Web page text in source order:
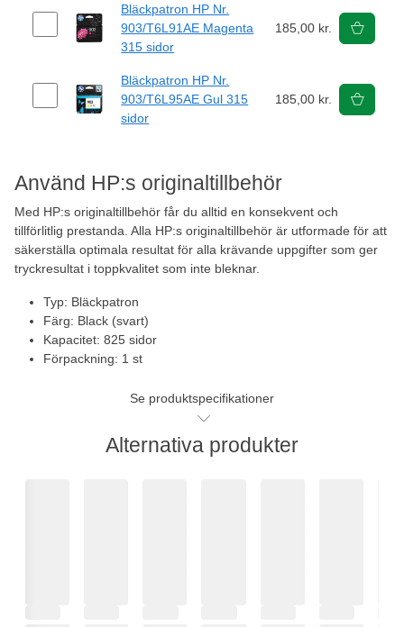
Använd HP:s originaltillbehör
Med HP:s originaltillbehör får du alltid en konsekvent och
tillförlitlig prestanda. Alla HP:s originaltillbehör är utformade för att
säkerställa optimala resultat för alla krävande uppgifter som ger
tryckresultat i toppkvalitet som inte bleknar.
Typ: Bläckpatron
Färg: Black (svart)
Kapacitet: 825 sidor
Förpackning: 1 st
Se produktspecifikationer
Bläckpatron HP Nr.
903/T6L91AE Magenta
315 sidor
185,00 kr.
Bläckpatron HP Nr.
903/T6L95AE Gul 315
sidor
185,00 kr.
Alternativa produkter